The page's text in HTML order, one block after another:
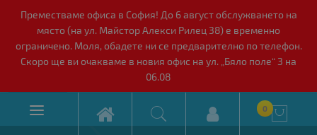
Преместваме офиса в София! До 6 август обслужването на
място (на ул. Майстор Алекси Рилец 38) е временно
ограничено. Моля, обадете ни се предварително по телефон.
Скоро ще ви очакваме в новия офис на ул. „Бяло поле“ 3 на
06.08
 0 